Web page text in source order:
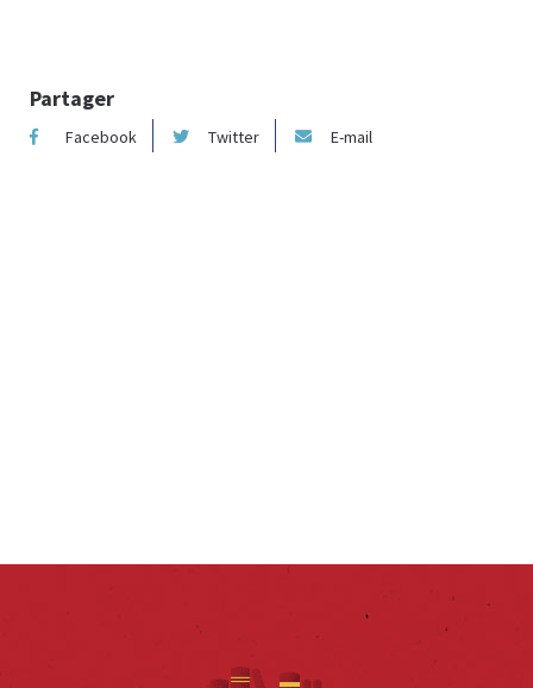
Partager
Facebook Twitter E-mail